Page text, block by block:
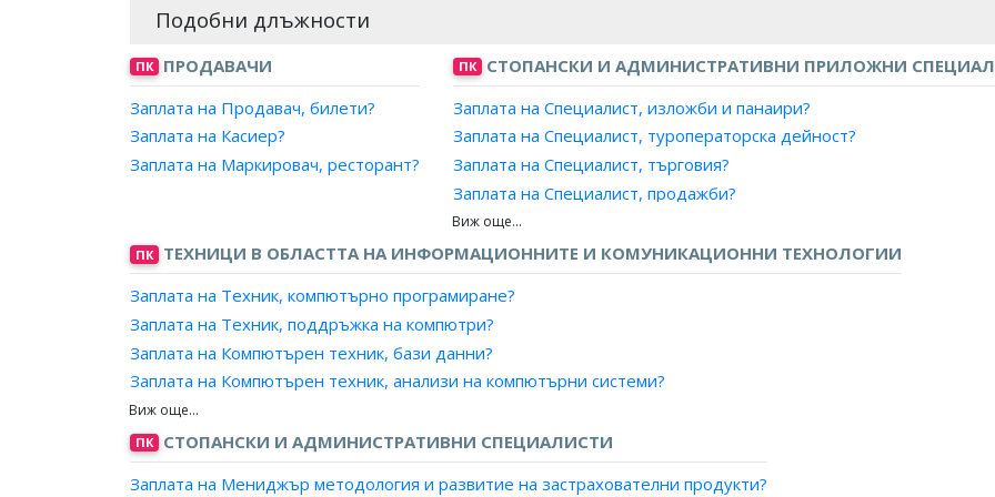
Подобни длъжности
ПК ПРОДАВАЧИ
Заплата на Продавач, билети?
Заплата на Касиер?
Заплата на Маркировач, ресторант?
ПК СТОПАНСКИ И АДМИНИСТРАТИВНИ ПРИЛОЖНИ
Заплата на Специалист, изложби и панаири?
Заплата на Специалист, туроператорска дейност?
Заплата на Специалист, търговия?
Заплата на Специалист, продажби?
Заплата на Специалист, маркетинг и реклама?
Заплата на Рекламен агент?
Заплата на Аукционер, провеждане на търгове?
Заплата на Агент, литературен?
Заплата на Агент, музикални представления?
Заплата на Агент, спорт?
Заплата на Агент, театрален?
Заплата на Продавач, бизнес услуги?
Заплата на Отговорник телефонни продажби?
ПК ТЕХНИЦИ В ОБЛАСТТА НА ИНФОРМАЦИОННИТЕ И КОМУНИКАЦИОННИ ТЕХНОЛОГИИ
Заплата на Техник, компютърно програмиране?
Заплата на Техник, поддръжка на компютри?
Заплата на Компютърен техник, бази данни?
Заплата на Компютърен техник, анализи на компютърни системи?
Заплата на Компютърен аналитик, поддръжка на софтуер?
Заплата на Консултант, поддръжка на информационни технологии?
Заплата на Консултант, поддръжка на софтуер?
ПК СТОПАНСКИ И АДМИНИСТРАТИВНИ СПЕЦИАЛИСТИ
Заплата на Мениджър методология и развитие на застрахователни продукти?